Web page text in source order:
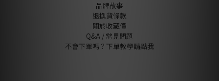
品牌故事
退換貨條款
關於收藏價
Q&A / 常見問題
不會下單嗎？下單教學請點我